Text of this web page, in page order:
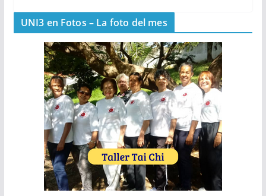
UNI3 en Fotos – La foto del mes